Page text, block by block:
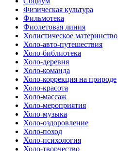
Физическая культура
Фильмотека
Фиолетовая линия
Холистическое материнство
Холо-авто-путешествия
Холо-библиотека
Холо-деревня
Холо-команда
Холо-коррекция на природе
Холо-красота
Холо-массаж
Холо-мероприятия
Холо-музыка
Холо-оздоровление
Холо-поход
Холо-психология
Холо-творчество